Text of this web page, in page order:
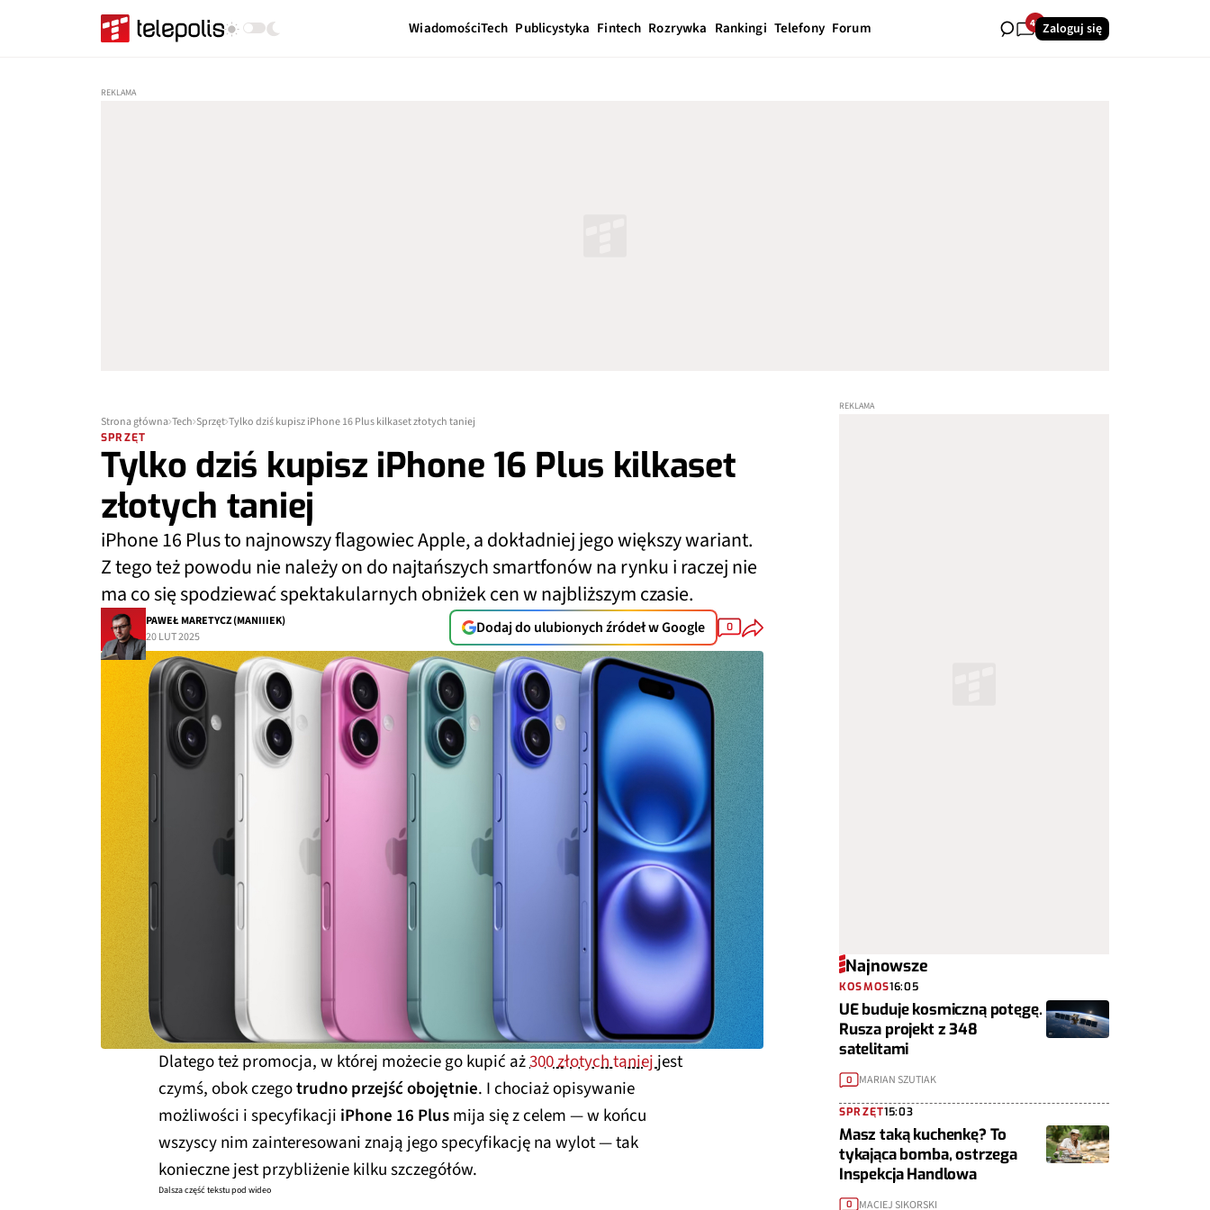
WiadomościTech Publicystyka Fintech Rozrywka Rankingi Telefony Forum 40Zaloguj się
Strona główna Tech Sprzęt Tylko dziś kupisz iPhone 16 Plus kilkaset złotych taniej
SPRZĘT
Tylko dziś kupisz iPhone 16 Plus kilkaset
złotych taniej
iPhone 16 Plus to najnowszy flagowiec Apple, a dokładniej jego większy wariant.
Z tego też powodu nie należy on do najtańszych smartfonów na rynku i raczej nie
ma co się spodziewać spektakularnych obniżek cen w najbliższym czasie.
PAWEŁ MARETYCZ (MANIIIEK)
20 LUT 2025
Dodaj do ulubionych źródeł w Google 0
Dlatego też promocja, w której możecie go kupić aż300 złotych taniejjest
czymś, obok czegotrudno przejść obojętnie. I chociaż opisywanie
możliwości i specyfikacji iPhone 16 Plusmija się z celem — w końcu
wszyscy nim zainteresowani znają jego specyfikację na wylot — tak
konieczne jest przybliżenie kilku szczegółów.
Dalsza część tekstu pod wideo
Najnowsze
KOSMOS16:05
UE buduje kosmiczną potęgę.
Rusza projekt z 348
satelitami
0 MARIAN SZUTIAK
SPRZĘT15:03
Masz taką kuchenkę? To
tykająca bomba, ostrzega
Inspekcja Handlowa
0 MACIEJ SIKORSKI